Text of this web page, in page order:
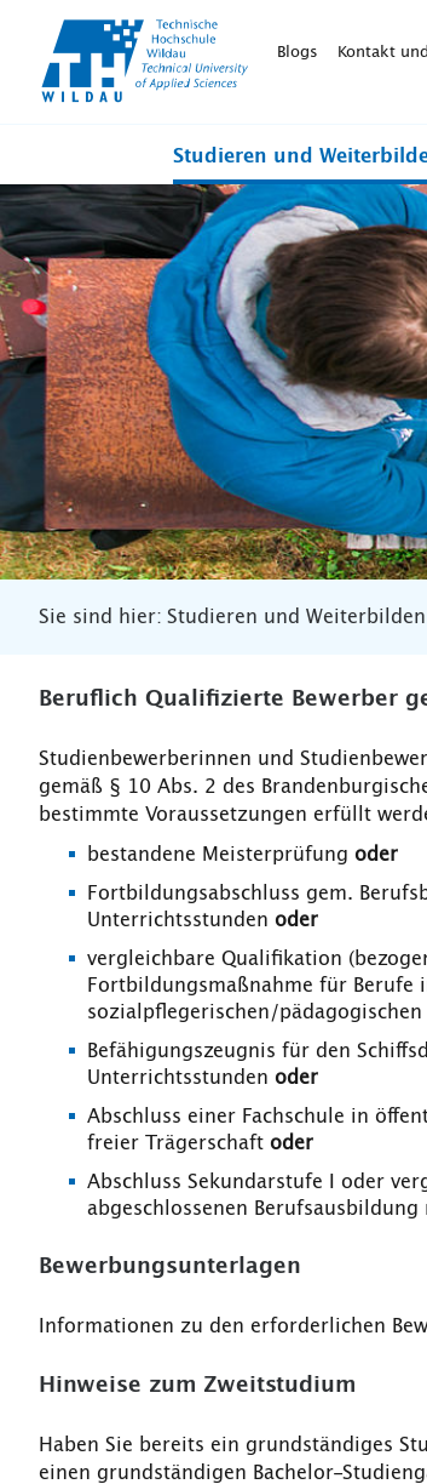
WildauBlogs Kontakt
Studieren und
Sie sind hier: Studieren und Weiterbilden
Beruflich Qualifizierte Bewerber
Studienbewerberinnen und
gemäß § 10 Abs. 2 des
bestimmte Voraussetzungen erfüllt
bestandene Meisterprüfung oder
Fortbildungsabschluss gem.
Unterrichtsstunden oder
vergleichbare Qualifikation
Fortbildungsmaßnahme für Berufe
sozialpflegerischen/pädagogischen
Befähigungszeugnis für den
Unterrichtsstunden oder
Abschluss einer Fachschule in
freier Trägerschaft oder
Abschluss Sekundarstufe I oder
abgeschlossenen
Bewerbungsunterlagen
Informationen zu den erforderlichen
Hinweise zum Zweitstudium
Haben Sie bereits ein grundständiges
einen grundständigen Bachelor-